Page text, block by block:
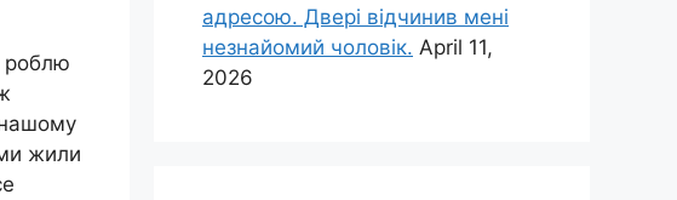
роблю
жили
адресою. Двері відчинив мені
незнайомий чоловік. April 11,
2026